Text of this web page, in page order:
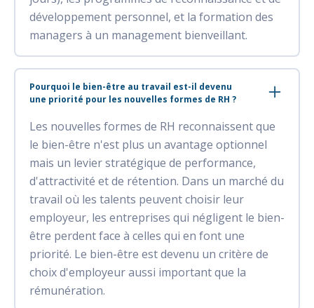
développement personnel, et la formation des
managers à un management bienveillant.
Pourquoi le bien-être au travail est-il devenu
une priorité pour les nouvelles formes de RH ?
Les nouvelles formes de RH reconnaissent que
le bien-être n'est plus un avantage optionnel
mais un levier stratégique de performance,
d'attractivité et de rétention. Dans un marché du
travail où les talents peuvent choisir leur
employeur, les entreprises qui négligent le bien-
être perdent face à celles qui en font une
priorité. Le bien-être est devenu un critère de
choix d'employeur aussi important que la
rémunération.